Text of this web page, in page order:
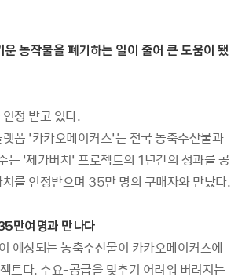
농작물을 폐기하는 일이 줄어 큰 도움이 됐
정 받고 있다.
폼 ‘카카오메이커스’는 전국 농축수산물과
‘제가버치’ 프로젝트의 1년간의 성과를 공
를 인정받으며 35만 명의 구매자와 만났다.
만여명과 만나다
예상되는 농축수산물이 카카오메이커스에
트다. 수요-공급을 맞추기 어려워 버려지는